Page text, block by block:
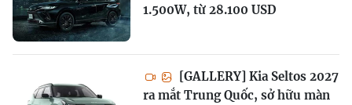
1.500W, từ 28.100 USD
[GALLERY] Kia Seltos 2027
ra mắt Trung Quốc, sở hữu màn